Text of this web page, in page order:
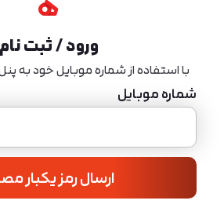
ورود / ثبت نام
با استفاده از شماره موبایل خود به
شماره موبایل
ارسال رمز یکبار